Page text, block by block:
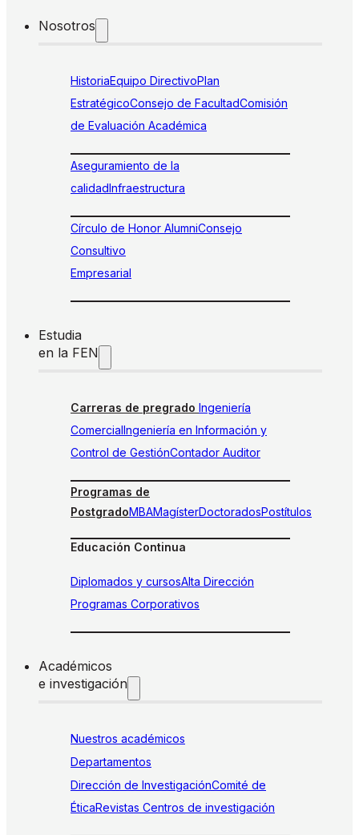
Nosotros
HistoriaEquipo DirectivoPlan
EstratégicoConsejo de FacultadComisión
de Evaluación Académica
Aseguramiento de la
calidadInfraestructura
Círculo de Honor AlumniConsejo
Consultivo
Empresarial
Estudia
en la FEN
Carreras de pregrado Ingeniería
ComercialIngeniería en Información y
Control de GestiónContador Auditor
Programas de
PostgradoMBAMagísterDoctoradosPostítulos
Educación Continua
Diplomados y cursosAlta Dirección
Programas Corporativos
Académicos
e investigación
Nuestros académicos
Departamentos
Dirección de InvestigaciónComité de
ÉticaRevistas Centros de investigación